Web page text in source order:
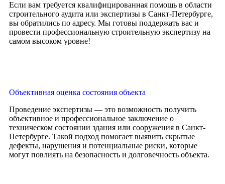
Если вам требуется квалифицированная помощь в области
строительного аудита или экспертизы в Санкт-Петербурге,
вы обратились по адресу. Мы готовы поддержать вас и
провести профессиональную строительную экспертизу на
самом высоком уровне!
Объективная оценка состояния объекта
Проведение экспертизы — это возможность получить
объективное и профессиональное заключение о
техническом состоянии здания или сооружения в Санкт-
Петербурге. Такой подход помогает выявить скрытые
дефекты, нарушения и потенциальные риски, которые
могут повлиять на безопасность и долговечность объекта.